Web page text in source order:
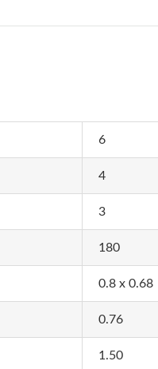
6
4
3
180
0.8 x 0.68
0.76
1.50